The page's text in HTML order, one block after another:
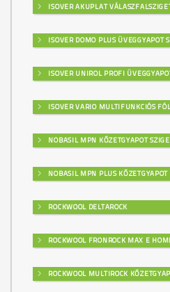
ISOVER AKUPLAT
ISOVER DOMO PLUS ÜVEGGYAPOT
ISOVER UNIROL PROFI
ISOVER VARIO MULTIFUNKCIÓS
NOBASIL MPN KŐZETGYAPOT
NOBASIL MPN PLUS KŐZETGYAPOT
ROCKWOOL DELTAROCK
ROCKWOOL FRONROCK MAX E
ROCKWOOL MULTIROCK